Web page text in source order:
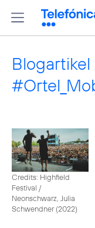
Credits: Highfield
Festival /
Neonschwarz, Julia
Schwendner (2022)